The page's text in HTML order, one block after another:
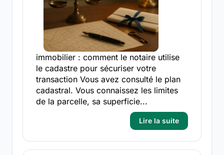
immobilier : comment le notaire utilise
le cadastre pour sécuriser votre
transaction Vous avez consulté le plan
cadastral. Vous connaissez les limites
de la parcelle, sa superficie...
Lire la suite